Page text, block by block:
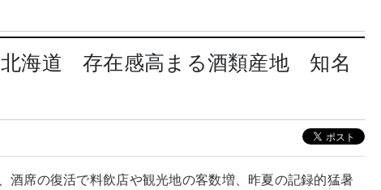
北海道 存在感高まる酒類産地 知名
酒席の復活で料飲店や観光地の客数増、昨夏の記録的猛暑